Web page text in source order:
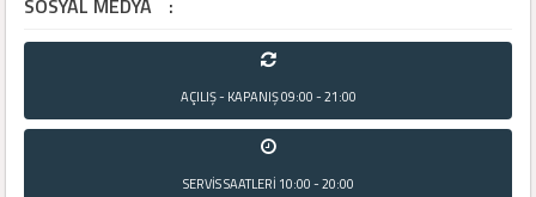
SOSYAL MEDYA :
AÇILIŞ - KAPANIŞ09:00 - 21:00
SERVİS SAATLERİ 10:00 - 20:00